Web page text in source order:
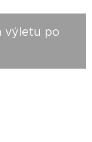
výletu po